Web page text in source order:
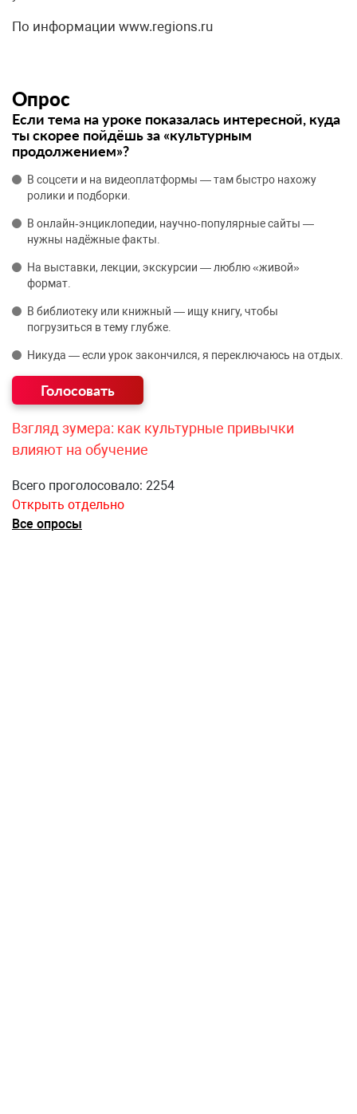
По информации www.regions.ru
Опрос
Если тема на уроке показалась интересной, куда
ты скорее пойдёшь за «культурным
продолжением»?
В соцсети и на видеоплатформы — там быстро нахожу
ролики и подборки.
В онлайн‑энциклопедии, научно‑популярные сайты —
нужны надёжные факты.
На выставки, лекции, экскурсии — люблю «живой»
формат.
В библиотеку или книжный — ищу книгу, чтобы
погрузиться в тему глубже.
Никуда — если урок закончился, я переключаюсь на отдых.
Взгляд зумера: как культурные привычки
влияют на обучение
Всего проголосовало: 2254
Открыть отдельно
Все опросы